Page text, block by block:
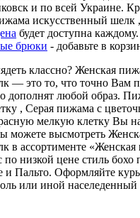
и по всей Украине.
искусственный шелк
будет доступна
брюки - добавьте в
классно? Женская
— это то, что точно Вам
дополнят любой образ.
, Серая пижама с
мелкую клетку Вы
можете высмотреть
в ассортименте
низкой цене стиль бохо
и Пальто. Оформляйте
или иной населеденный